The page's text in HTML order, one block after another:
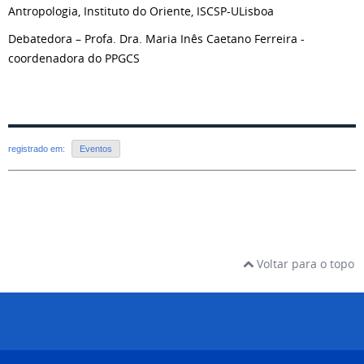
Antropologia, Instituto do Oriente, ISCSP-ULisboa
Debatedora – Profa. Dra. Maria Inês Caetano Ferreira -
coordenadora do PPGCS
registrado em: Eventos
Voltar para o topo